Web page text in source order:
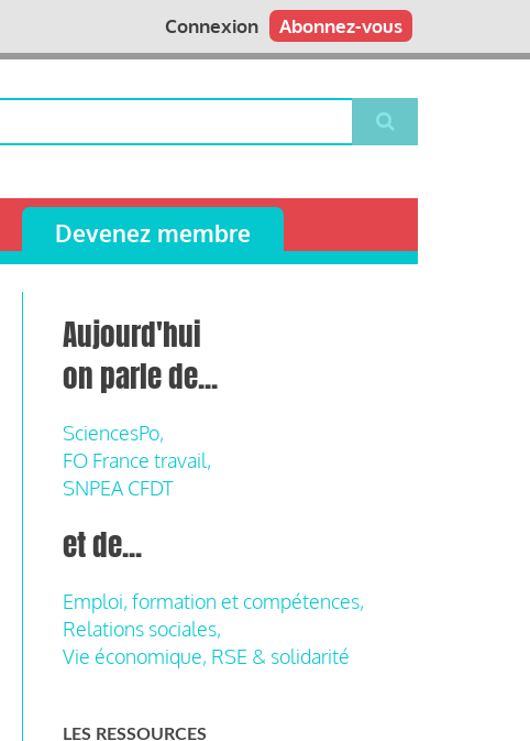
Abonnez-vous
Connexion
Devenez membre
Aujourd'hui
on parle de...
SciencesPo,
FO France travail,
SNPEA CFDT
et de...
Emploi, formation et compétences,
Relations sociales,
Vie économique, RSE & solidarité
LES RESSOURCES